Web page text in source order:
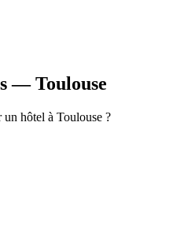
— Toulouse
un hôtel à Toulouse ?